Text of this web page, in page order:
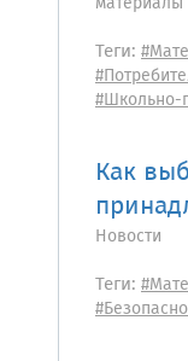
Теги:
#Школьно-
Как
Новости
Теги: